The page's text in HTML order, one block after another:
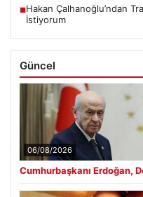
■Hakan Çalhanoğlu’ndan
İstiyorum
Güncel
06/08/2026
Cumhurbaşkanı Erdoğan,